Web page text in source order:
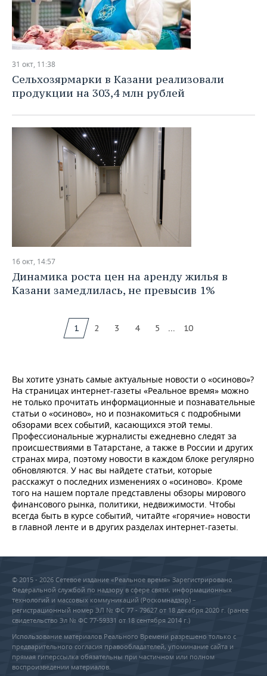
31 окт, 11:38
Сельхозярмарки в Казани реализовали
продукции на 303,4 млн рублей
16 окт, 14:57
Динамика роста цен на аренду жилья в
Казани замедлилась, не превысив 1%
1 2 3 4 5 ... 10
Вы хотите узнать самые актуальные новости о «осиново»?
На страницах интернет-газеты «Реальное время» можно
не только прочитать информационные и познавательные
статьи о «осиново», но и познакомиться с подробными
обзорами всех событий, касающихся этой темы.
Профессиональные журналисты ежедневно следят за
происшествиями в Татарстане, а также в России и других
странах мира, поэтому новости в каждом блоке регулярно
обновляются. У нас вы найдете статьи, которые
расскажут о последних изменениях о «осиново». Кроме
того на нашем портале представлены обзоры мирового
финансового рынка, политики, недвижимости. Чтобы
всегда быть в курсе событий, читайте «горячие» новости
в главной ленте и в других разделах интернет-газеты.
© 2015 - 2026 Сетевое издание «Реальное время» Зарегистрировано
Федеральной службой по надзору в сфере связи, информационных
технологий и массовых коммуникаций (Роскомнадзор) –
регистрационный номер ЭЛ № ФС 77 - 79627 от 18 декабря 2020 г. (ранее
свидетельство Эл № ФС 77-59331 от 18 сентября 2014 г.)
Использование материалов Реального Времени разрешено только с
предварительного согласия правообладателей, упоминание сайта и
прямая гиперссылка обязательны при частичном или полном
воспроизведении материалов.